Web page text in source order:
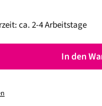
ca. 2-4 Arbeitstage
Wert ein oder
In den